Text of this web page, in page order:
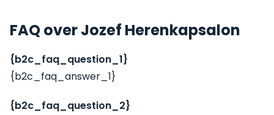
FAQ over Jozef Herenkapsalon
{b2c_faq_question_1}
{b2c_faq_answer_1}
{b2c_faq_question_2}